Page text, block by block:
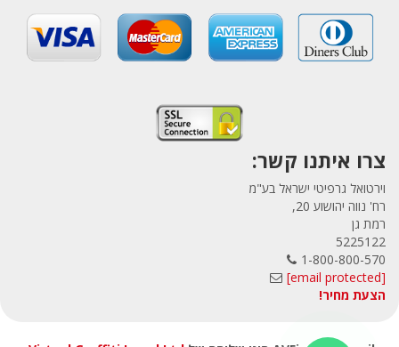
צרו איתנו קשר:
וירטואל גרפיטי ישראל בע"מ
רח' נווה יהושוע 20,
רמת גן
5225122
1-800-800-570
[email protected]
הצעת מחיר!